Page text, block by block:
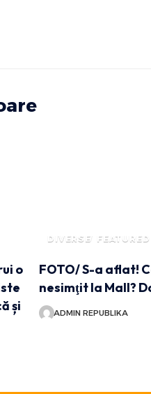
o
și
DIVERSE FEATURED
FOTO/ S-a aflat!
nesimţit la Mall?
ADMIN REPUBLIKA